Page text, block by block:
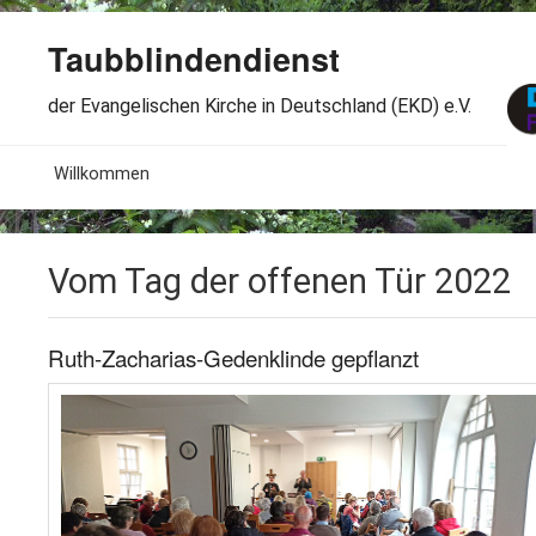
Taubblindendienst
der Evangelischen Kirche in Deutschland (EKD) e.V.
Willkommen
Aktuelles
Wir über uns
Arbeitsbereiche
Dabeisein
Vom Tag der offenen Tür 2022
Ruth-Zacharias-Gedenklinde gepflanzt